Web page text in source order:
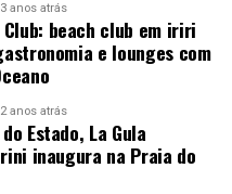
Glória, de quarta a
| 4777 | 4773
3 anos atrás
Club: beach club em iriri
e lounges com
2 anos atrás
Estado, La Gula
inaugura na Praia do